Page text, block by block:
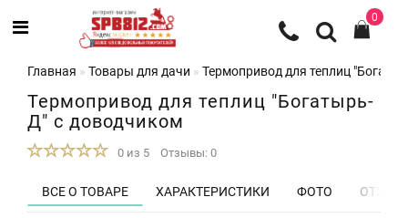
0
Главная Товары для дачи Термопривод для теплиц
Термопривод для теплиц "Богатырь-
Д" с доводчиком
0 из 5 Отзывы: 0
ВСЕ О ТОВАРЕ ХАРАКТЕРИСТИКИ ФОТО